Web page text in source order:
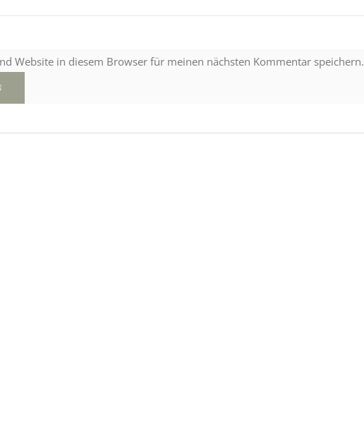
Website in diesem Browser für meinen nächsten Kommentar speichern.